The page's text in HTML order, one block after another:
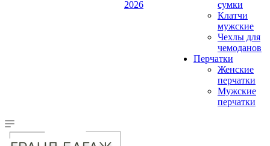
2026
сумки
Клатчи
мужские
Чехлы для
чемоданов
Перчатки
Женские
перчатки
Мужские
перчатки